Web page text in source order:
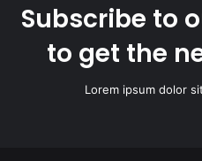
Subscribe to
to get the
Lorem ipsum dolor